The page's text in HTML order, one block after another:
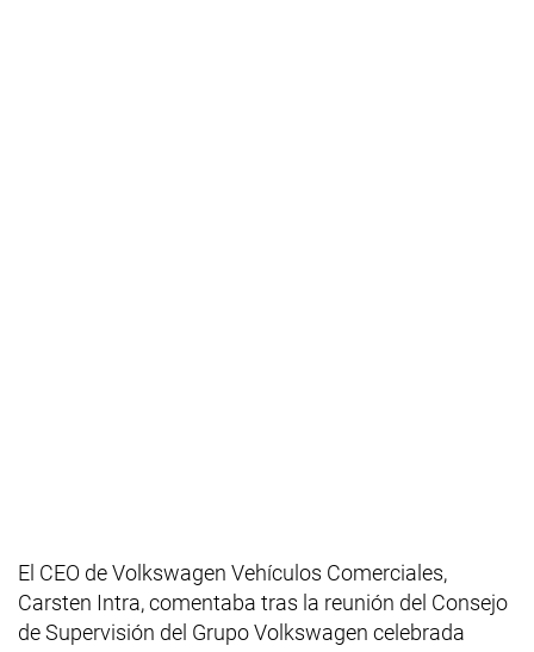
El CEO de Volkswagen Vehículos Comerciales,
Carsten Intra, comentaba tras la reunión del Consejo
de Supervisión del Grupo Volkswagen celebrada